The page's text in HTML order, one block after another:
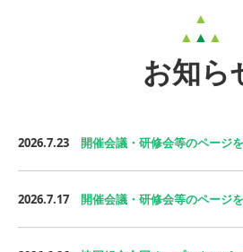
▲
▲ ▲ ▲
お知ら
2026.7.23 開催会議・研修会等のページ
2026.7.17 開催会議・研修会等のページ